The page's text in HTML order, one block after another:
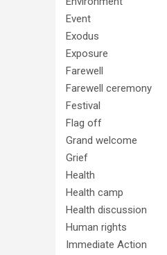
Event
Exodus
Exposure
Farewell
Farewell ceremony
Festival
Flag off
Grand welcome
Grief
Health
Health camp
Health discussion
Human rights
Immediate Action